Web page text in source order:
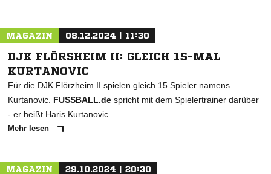
MAGAZIN 08.12.2024 | 11:30
DJK FLÖRSHEIM II: GLEICH 15-MAL
KURTANOVIC
Für die DJK Flörzheim II spielen gleich 15 Spieler namens
Kurtanovic. FUSSBALL.de spricht mit dem Spielertrainer darüber
- er heißt Haris Kurtanovic.
Mehr lesen
MAGAZIN 29.10.2024 | 20:30